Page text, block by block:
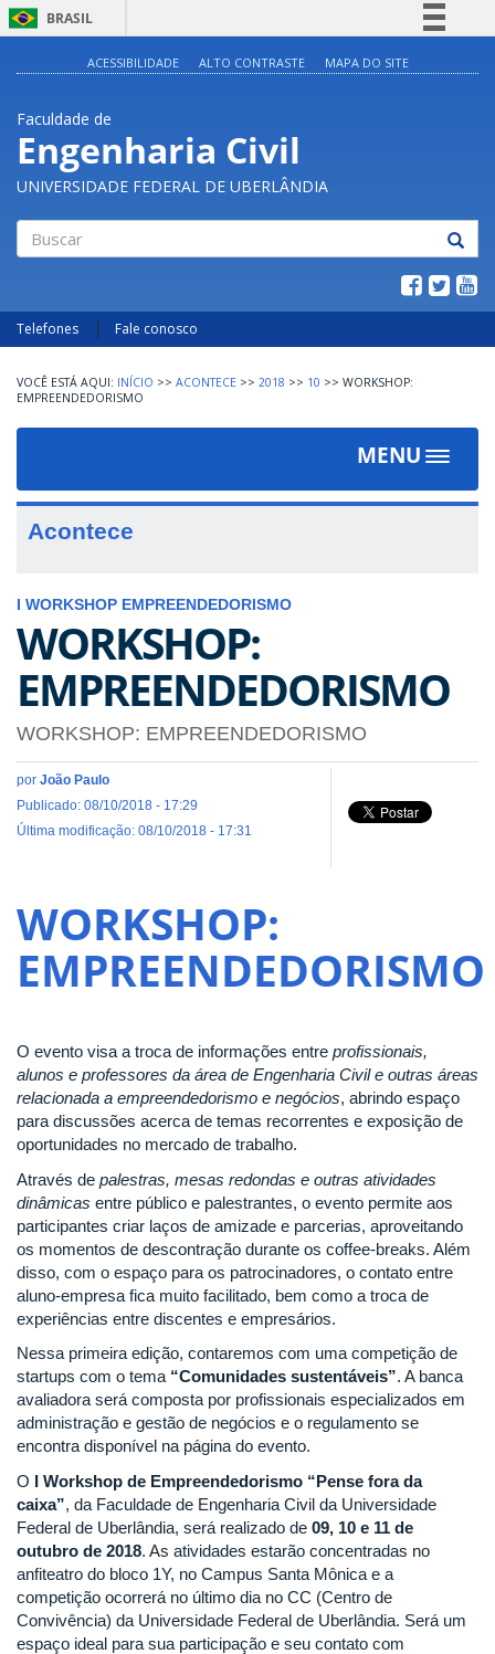
BRASIL
Legislação
Canais
ACESSIBILIDADE ALTO CONTRASTE MAPA DO SITE
Faculdade de
Engenharia Civil
UNIVERSIDADE FEDERAL DE UBERLÂNDIA
Telefones Fale conosco
INÍCIO >> ACONTECE >> 2018 >> 10 >> WORKSHOP:
EMPREENDEDORISMO
MENU
Toggle
Acontece
I WORKSHOP EMPREENDEDORISMO
WORKSHOP:
EMPREENDEDORISMO
WORKSHOP: EMPREENDEDORISMO
por João Paulo
Publicado: 08/10/2018 - 17:29
Última modificação: 08/10/2018 - 17:31
WORKSHOP:
EMPREENDEDORISMO
O evento visa a troca de informações entre profissionais,
alunos e professores da área de Engenharia Civil e outras áreas
relacionada a empreendedorismo e negócios, abrindo espaço
para discussões acerca de temas recorrentes e exposição de
oportunidades no mercado de trabalho.
Através de palestras, mesas redondas e outras atividades
dinâmicas entre público e palestrantes, o evento permite aos
participantes criar laços de amizade e parcerias, aproveitando
os momentos de descontração durante os coffee-breaks. Além
disso, com o espaço para os patrocinadores, o contato entre
aluno-empresa fica muito facilitado, bem como a troca de
experiências entre discentes e empresários.
Nessa primeira edição, contaremos com uma competição de
startups com o tema “Comunidades sustentáveis”. A banca
avaliadora será composta por profissionais especializados em
administração e gestão de negócios e o regulamento se
encontra disponível na página do evento.
O I Workshop de Empreendedorismo “Pense fora da
caixa”, da Faculdade de Engenharia Civil da Universidade
Federal de Uberlândia, será realizado de 09, 10 e 11 de
outubro de 2018. As atividades estarão concentradas no
anfiteatro do bloco 1Y, no Campus Santa Mônica e a
competição ocorrerá no último dia no CC (Centro de
Convivência) da Universidade Federal de Uberlândia. Será um
espaço ideal para sua participação e seu contato com